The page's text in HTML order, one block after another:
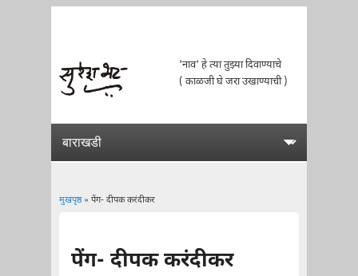
'नाव' हे त्या तुझ्या दिवाण्याचे
( काळजी घे जरा उखाण्याची )
मुखपृष्ठ» पेंग- दीपक करंदीकर
पेंग- दीपक करंदीकर